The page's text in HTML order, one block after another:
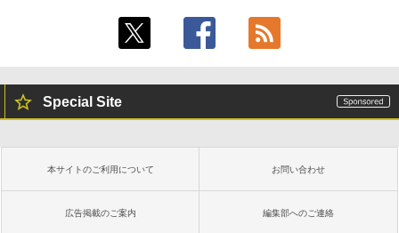
Special Site
本サイトのご利用について お問い合わせ
広告掲載のご案内 編集部へのご連絡